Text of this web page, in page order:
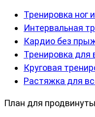
Тренировка ног
Интервальная
Кардио без
Тренировка для
Круговая
Растяжка для
План для